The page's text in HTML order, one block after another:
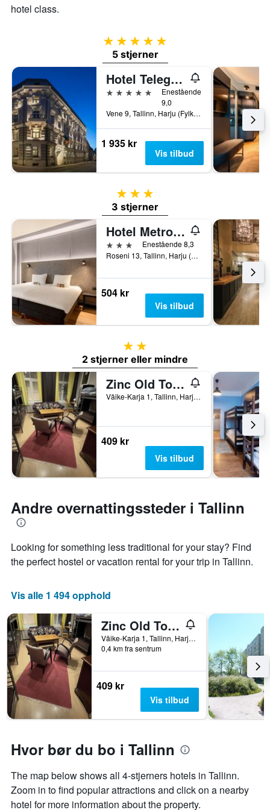
hotel class.
5 stjerner
5 stjerner
Hotel Telegraaf, Autograph Collection
5 stjerner
Enestående
9,0
Vene 9, Tallinn, Harju (Fylke), Estland
1 935 kr
Vis tilbud
3 stjerner
3 stjerner
Hotel Metropol
3 stjernerEnestående 8,3
Roseni 13, Tallinn, Harju (Fylke), Estland
504 kr
Vis tilbud
2 stjerner
2 stjerner eller mindre
Zinc Old Town Hostel Tallinn
Väike-Karja 1, Tallinn, Harju (Fylke), Estland
409 kr
Vis tilbud
Andre overnattingssteder i Tallinn
Looking for something less traditional for your stay? Find
the perfect hostel or vacation rental for your trip in Tallinn.
Vis alle 1 494 opphold
Zinc Old Town Hostel Tallinn
Väike-Karja 1, Tallinn, Harju (Fylke), Estland
0,4 km fra sentrum
409 kr
Vis tilbud
Hvor bør du bo i Tallinn
The map below shows all 4-stjerners hotels in Tallinn.
Zoom in to find popular attractions and click on a nearby
hotel for more information about the property.